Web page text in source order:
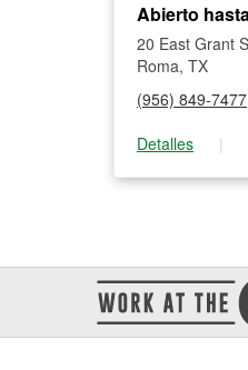
Abierto
20 East Grant
Roma, TX
(956) 849-7477
Detalles
|